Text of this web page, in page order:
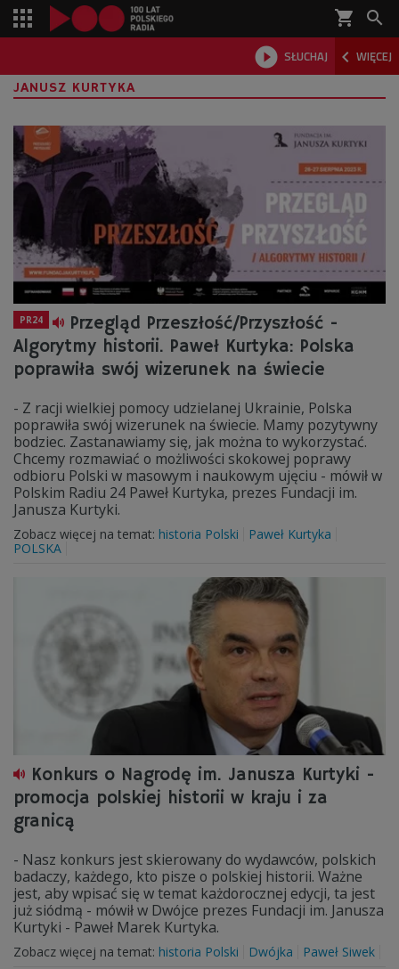
shopping_cart 
 SŁUCHAJ  WIĘCEJ

JANUSZ KURTYKA
PR24
Przegląd Przeszłość/Przyszłość -
Algorytmy historii. Paweł Kurtyka: Polska
poprawiła swój wizerunek na świecie
- Z racji wielkiej pomocy udzielanej Ukrainie, Polska
poprawiła swój wizerunek na świecie. Mamy pozytywny
bodziec. Zastanawiamy się, jak można to wykorzystać.
Chcemy rozmawiać o możliwości skokowej poprawy
odbioru Polski w masowym i naukowym ujęciu - mówił w
Polskim Radiu 24 Paweł Kurtyka, prezes Fundacji im.
Janusza Kurtyki.
Zobacz więcej na temat: historia Polski
Paweł Kurtyka
POLSKA
Konkurs o Nagrodę im. Janusza Kurtyki -
promocja polskiej historii w kraju i za
granicą
- Nasz konkurs jest skierowany do wydawców, polskich
badaczy, każdego, kto pisze o polskiej historii. Ważne
jest, aby wpisać się w temat każdorocznej edycji, ta jest
już siódmą - mówił w Dwójce prezes Fundacji im. Janusza
Kurtyki - Paweł Marek Kurtyka.
Zobacz więcej na temat: historia Polski Dwójka Paweł Siwek